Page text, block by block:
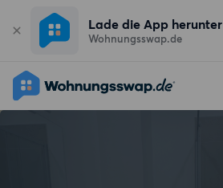
Lade die App herunter
Wohnungsswap.de